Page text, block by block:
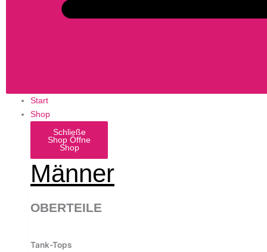
Start
Shop
Schließe
Shop Öffne
Shop
Männer
OBERTEILE
Tank-Tops